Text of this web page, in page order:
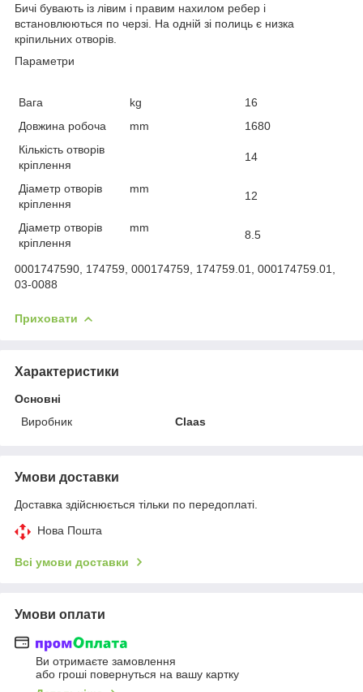
Бичі бувають із лівим і правим нахилом ребер і
встановлюються по черзі. На одній зі полиць є низка
кріпильних отворів.
Параметри
Вага kg
16
Довжина робоча
mm
1680
Кількість отворів
кріплення
14
Діаметр отворів
кріплення
mm
12
Діаметр отворів
кріплення
mm
8.5
0001747590, 174759, 000174759, 174759.01, 000174759.01,
03-0088
Приховати
Характеристики
Основні
Виробник
Claas
Умови доставки
Доставка здійснюється тільки по передоплаті.
Нова Пошта
Всі умови доставки
Умови оплати
Ви отримаєте замовлення
або гроші повернуться на вашу картку